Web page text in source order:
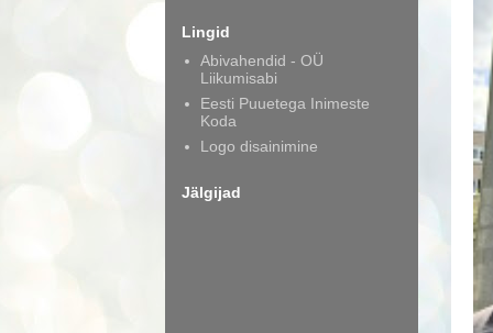
Lingid
Abivahendid - OÜ
Liikumisabi
Eesti Puuetega Inimeste
Koda
Logo disainimine
Jälgijad